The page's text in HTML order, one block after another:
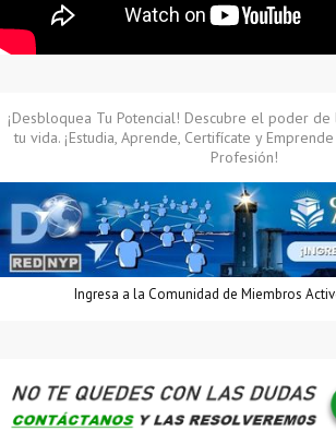
¡Desbloquea Tu Potencial! Descubre el poder
tu vida. ¡Estudia, Aprende, Certifícate y
Profesión!
Ingresa a la Comunidad de Miembros